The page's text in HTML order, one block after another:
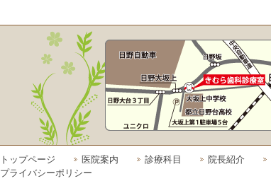
トップページ 医院案内 診療科目 院長紹介
プライバシーポリシー